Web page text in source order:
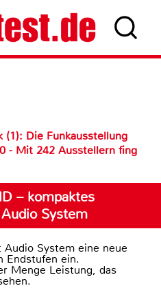
(1): Die Funkausstellung
- Mit 242 Ausstellern fing
– kompaktes
System
System eine neue
Endstufen ein.
Menge Leistung, das